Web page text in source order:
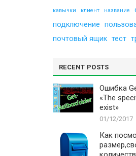
кавычки клиент название
подключение
почтовый ящик тест
RECENT POSTS
Ошибка
«The
exist»
01/12/2017
Как